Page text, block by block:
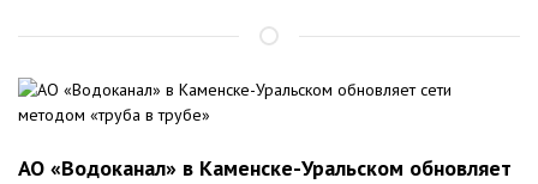
АО «Водоканал» в Каменске-Уральском обновляет